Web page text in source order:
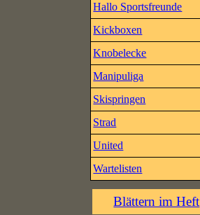
Hallo Sportsfreunde
Kickboxen
Knobelecke
Manipuliga
Skispringen
Strad
United
Wartelisten
Blättern im Heft